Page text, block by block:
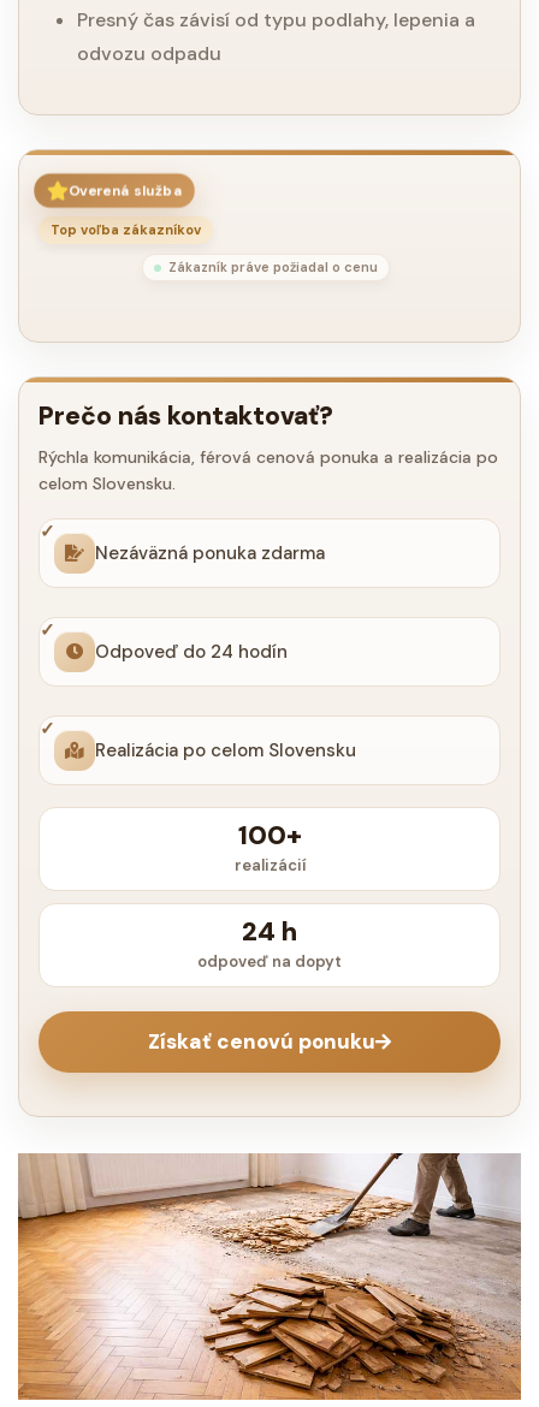
Presný čas závisí od typu podlahy, lepenia a
odvozu odpadu
Overená služba
Top voľba zákazníkov
Zákazník práve požiadal o cenu
Prečo nás kontaktovať?
Rýchla komunikácia, férová cenová ponuka a realizácia po
celom Slovensku.
Nezáväzná ponuka zdarma
Odpoveď do 24 hodín
Realizácia po celom Slovensku
100+
realizácií
24 h
odpoveď na dopyt
Získať cenovú ponuku